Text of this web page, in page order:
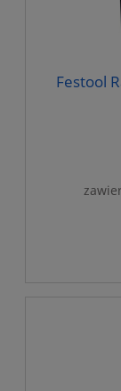
Festool